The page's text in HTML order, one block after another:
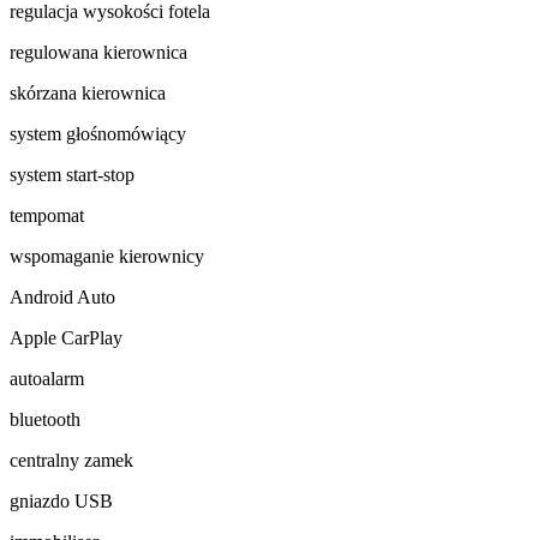
regulacja wysokości fotela
regulowana kierownica
skórzana kierownica
system głośnomówiący
system start-stop
tempomat
wspomaganie kierownicy
Android Auto
Apple CarPlay
autoalarm
bluetooth
centralny zamek
gniazdo USB